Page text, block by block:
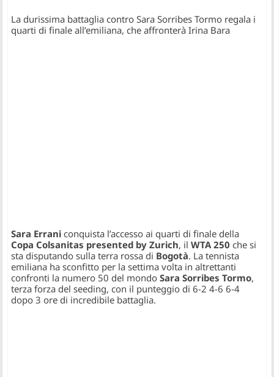
La durissima battaglia contro Sara Sorribes Tormo regala i
quarti di finale all’emiliana, che affronterà Irina Bara
Sara Errani conquista l’accesso ai quarti di finale della
Copa Colsanitas presented by Zurich, il WTA 250 che si
sta disputando sulla terra rossa di Bogotà. La tennista
emiliana ha sconfitto per la settima volta in altrettanti
confronti la numero 50 del mondoSara Sorribes Tormo,
terza forza del seeding, con il punteggio di 6-2 4-6 6-4
dopo 3 ore di incredibile battaglia.